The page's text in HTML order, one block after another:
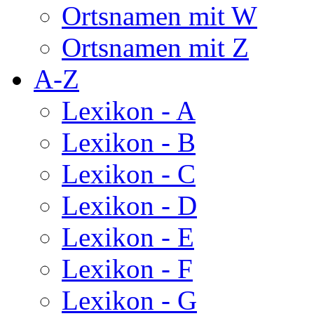
Ortsnamen mit W
Ortsnamen mit Z
A-Z
Lexikon - A
Lexikon - B
Lexikon - C
Lexikon - D
Lexikon - E
Lexikon - F
Lexikon - G